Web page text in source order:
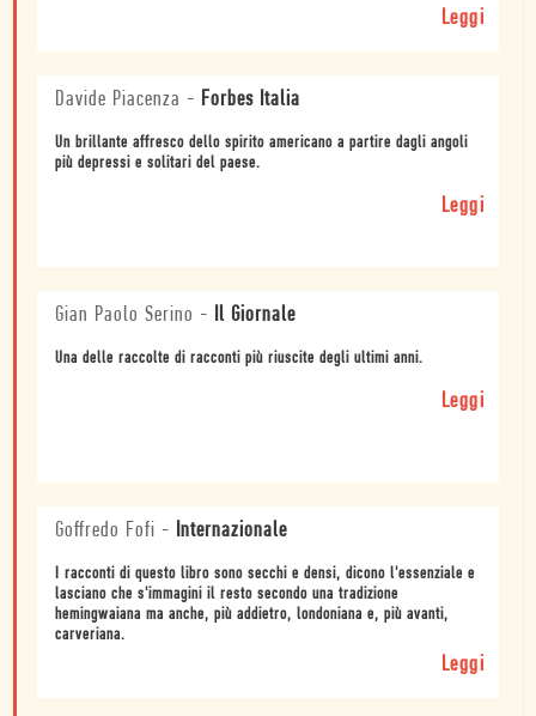
Leggi
Davide Piacenza - Forbes Italia
Un brillante affresco dello spirito americano a partire dagli angoli
più depressi e solitari del paese.
Leggi
Gian Paolo Serino - Il Giornale
Una delle raccolte di racconti più riuscite degli ultimi anni.
Leggi
Goffredo Fofi - Internazionale
I racconti di questo libro sono secchi e densi, dicono l'essenziale e
lasciano che s'immagini il resto secondo una tradizione
hemingwaiana ma anche, più addietro, londoniana e, più avanti,
carveriana.
Leggi